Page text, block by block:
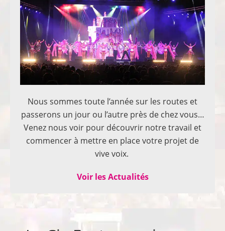
Nous sommes toute l’année sur les routes et
passerons un jour ou l’autre près de chez vous…
Venez nous voir pour découvrir notre travail et
commencer à mettre en place votre projet de
vive voix.
Voir les Actualités